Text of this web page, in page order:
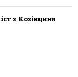
з Козівщини